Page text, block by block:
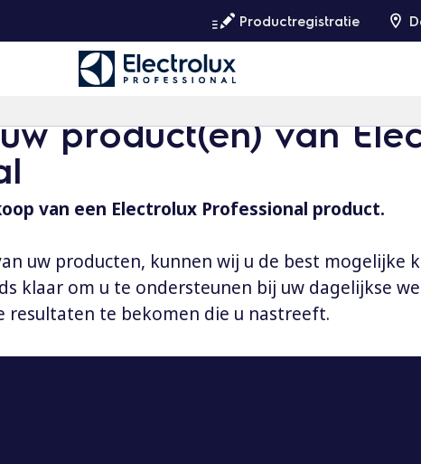
Productregistratie
product(en) van
van een Electrolux Professional product.
uw producten, kunnen wij u de best mogelijke
klaar om u te ondersteunen bij uw dagelijkse
resultaten te bekomen die u nastreeft.